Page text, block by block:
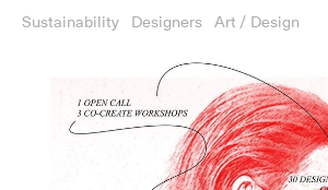
Sustainability Designers Art / Design